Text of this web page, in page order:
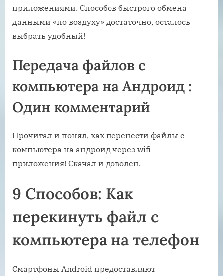
приложениями. Способов быстрого обмена
данными «по воздуху» достаточно, осталось
выбрать удобный!
Передача файлов с
компьютера на Андроид :
Один комментарий
Прочитал и понял, как перенести файлы с
компьютера на андроид через wifi —
приложения! Скачал и доволен.
9 Способов: Как
перекинуть файл с
компьютера на телефон
Смартфоны Android предоставляют